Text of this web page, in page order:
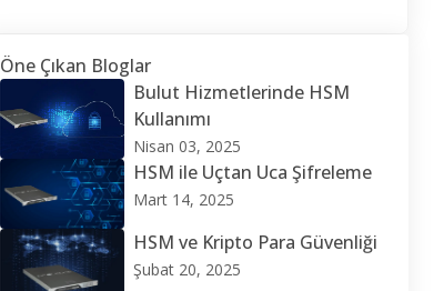
Öne Çıkan Bloglar
Bulut Hizmetlerinde HSM
Kullanımı
Nisan 03, 2025
HSM ile Uçtan Uca Şifreleme
Mart 14, 2025
HSM ve Kripto Para Güvenliği
Şubat 20, 2025